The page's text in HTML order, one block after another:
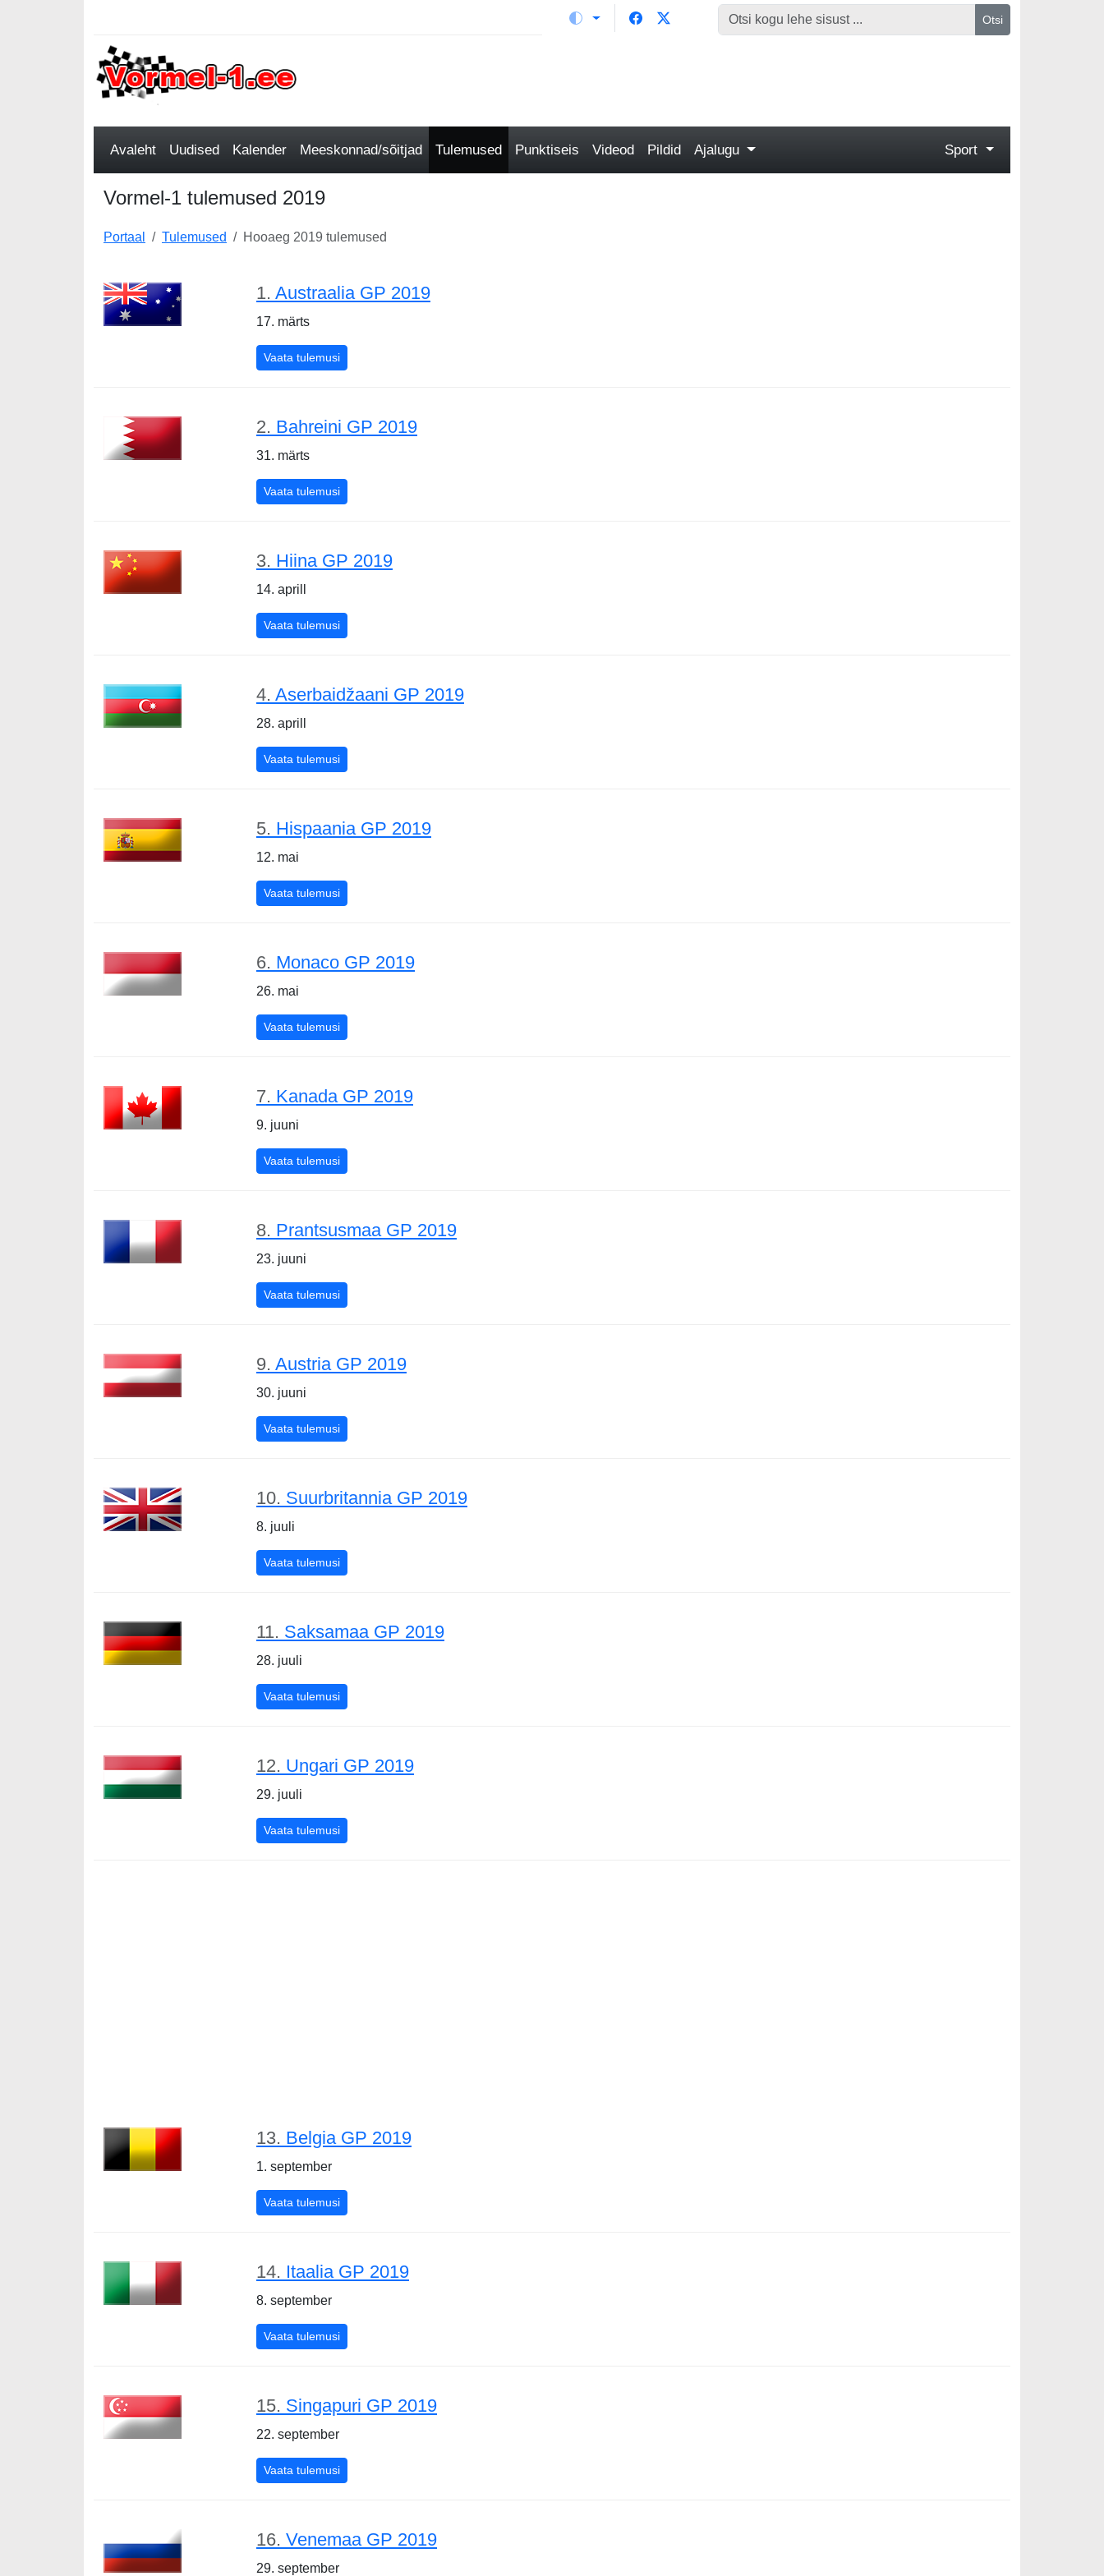
Otsi
Avaleht Uudised Kalender Meeskonnad/sõitjad Tulemused Punktiseis Videod Pildid Ajalugu Sport
Vormel-1 tulemused 2019
Portaal Tulemused Hooaeg 2019 tulemused
1. Austraalia GP 2019
17. märts
Vaata tulemusiAustraalia GP 2019
2. Bahreini GP 2019
31. märts
Vaata tulemusiBahreini GP 2019
3. Hiina GP 2019
14. aprill
Vaata tulemusiHiina GP 2019
4. Aserbaidžaani GP 2019
28. aprill
Vaata tulemusiAserbaidžaani GP 2019
5. Hispaania GP 2019
12. mai
Vaata tulemusiHispaania GP 2019
6. Monaco GP 2019
26. mai
Vaata tulemusiMonaco GP 2019
7. Kanada GP 2019
9. juuni
Vaata tulemusiKanada GP 2019
8. Prantsusmaa GP 2019
23. juuni
Vaata tulemusiPrantsusmaa GP 2019
9. Austria GP 2019
30. juuni
Vaata tulemusiAustria GP 2019
10. Suurbritannia GP 2019
8. juuli
Vaata tulemusiSuurbritannia GP 2019
11. Saksamaa GP 2019
28. juuli
Vaata tulemusiSaksamaa GP 2019
12. Ungari GP 2019
29. juuli
Vaata tulemusiUngari GP 2019
13. Belgia GP 2019
1. september
Vaata tulemusiBelgia GP 2019
14. Itaalia GP 2019
8. september
Vaata tulemusiItaalia GP 2019
15. Singapuri GP 2019
22. september
Vaata tulemusiSingapuri GP 2019
16. Venemaa GP 2019
29. september